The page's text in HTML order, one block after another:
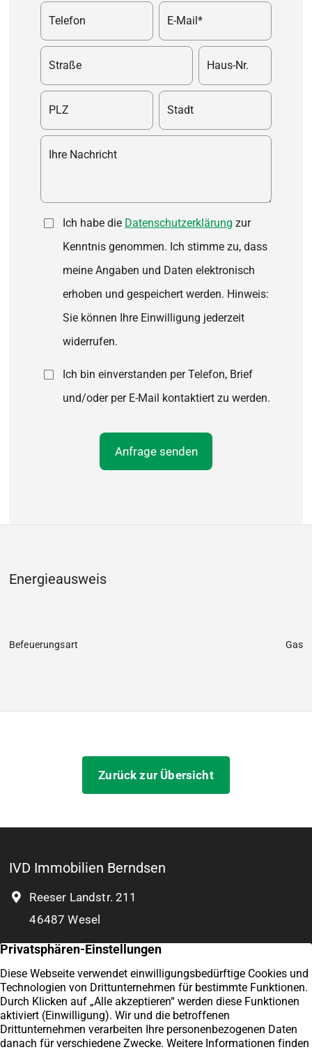
Energieausweis
Befeuerungsart Gas
Zurück zur Übersicht
IVD Immobilien Berndsen
Reeser Landstr. 211
46487 Wesel
+49 281 7555
0 177 8932 804
Kontakt
Impressum
Exzellent